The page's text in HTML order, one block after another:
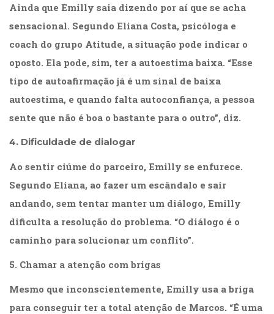
Sem
(0)
Televisão
(22)
africanos
(30)
Terapia
(21)
e
RH
Turismo
(1)
Vida
Prática
(32)
Ainda que Emilly saia dizendo por aí que se acha
sensacional. Segundo Eliana Costa, psicóloga e
coach do grupo Atitude, a situação pode indicar o
oposto. Ela pode, sim, ter a autoestima baixa. “Esse
tipo de autoafirmação já é um sinal de baixa
autoestima, e quando falta autoconfiança, a pessoa
sente que não é boa o bastante para o outro”, diz.
4. Dificuldade de dialogar
Ao sentir ciúme do parceiro, Emilly se enfurece.
Segundo Eliana, ao fazer um escândalo e sair
andando, sem tentar manter um diálogo, Emilly
dificulta a resolução do problema. “O diálogo é o
caminho para solucionar um conflito”.
5. Chamar a atenção com brigas
Mesmo que inconscientemente, Emilly usa a briga
para conseguir ter a total atenção de Marcos. “É uma